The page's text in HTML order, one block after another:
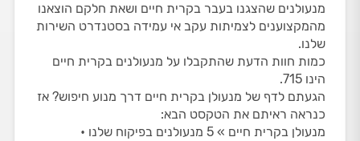
מנעולנים שהצגנו בעבר בקרית חיים ושאת חלקם הוצאנו
מהמקצוענים לצמיתות עקב אי עמידה בסטנדרט השירות
שלנו.
כמות חוות הדעת שהתקבלו על מנעולנים בקרית חיים
הינו 715.
הגעתם לדף של מנעולן בקרית חיים דרך מנוע חיפוש? אז
כנראה ראיתם את הטקסט הבא:
מנעולן בקרית חיים » 5 מנעולנים בפיקוח שלנו •